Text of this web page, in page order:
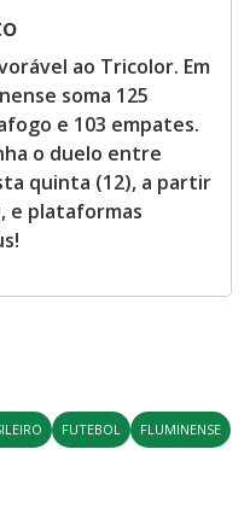
ao Tricolor. Em
soma 125
e 103 empates.
o duelo entre
quinta (12), a partir
e plataformas
FUTEBOL
FLUMINENSE